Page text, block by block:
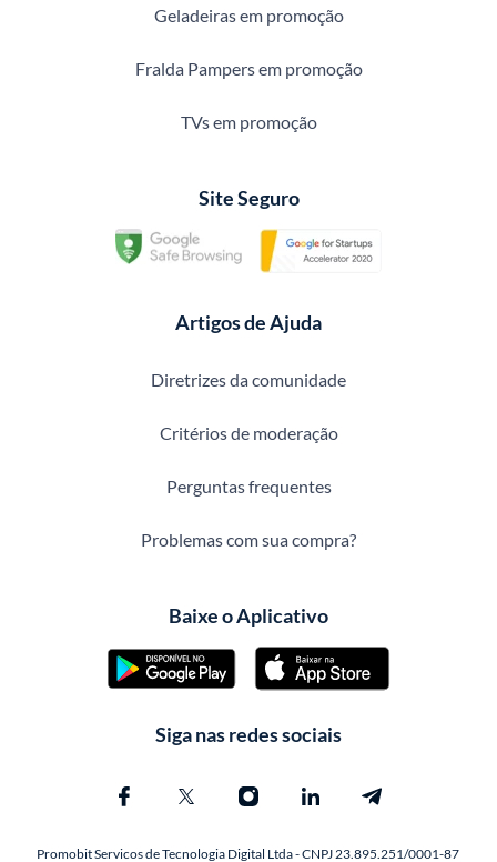
Geladeiras em promoção
Fralda Pampers em promoção
TVs em promoção
Site Seguro
Artigos de Ajuda
Diretrizes da comunidade
Critérios de moderação
Perguntas frequentes
Problemas com sua compra?
Baixe o Aplicativo
Siga nas redes sociais
Promobit Servicos de Tecnologia Digital Ltda - CNPJ 23.895.251/0001-87